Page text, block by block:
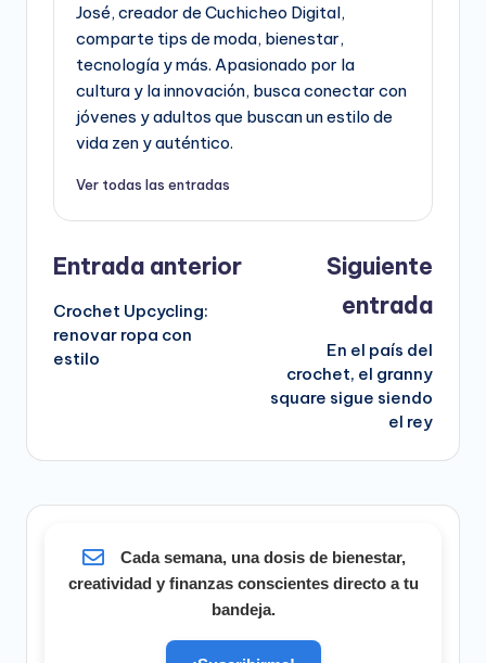
José, creador de Cuchicheo Digital,
comparte tips de moda, bienestar,
tecnología y más. Apasionado por la
cultura y la innovación, busca conectar con
jóvenes y adultos que buscan un estilo de
vida zen y auténtico.
Ver todas las entradas
Navegación
entradas
Entrada anterior
Crochet Upcycling:
renovar ropa con
estilo
Siguiente
entrada
En el país del
crochet, el granny
square sigue siendo
el rey
Cada semana, una dosis de bienestar,
creatividad y finanzas conscientes directo a tu
bandeja.